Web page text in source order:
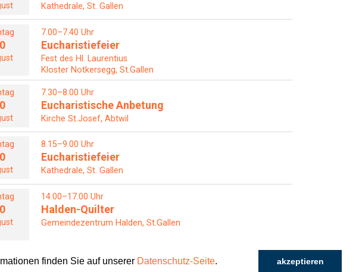
finden Sie auf unserer Datenschutz-Seite. akzeptieren
Kathedrale, St. Gallen
7.00–7.40 Uhr
Eucharistiefeier
Fest des Hl. Laurentius
Kloster Notkersegg, St.Gallen
7.30–8.00 Uhr
Eucharistische Anbetung
Kirche St.Josef, Abtwil
8.15–9.00 Uhr
Eucharistiefeier
Kathedrale, St. Gallen
14.00–17.00 Uhr
Halden-Quilter
Gemeindezentrum Halden, St.Gallen
16.30–17.00 Uhr